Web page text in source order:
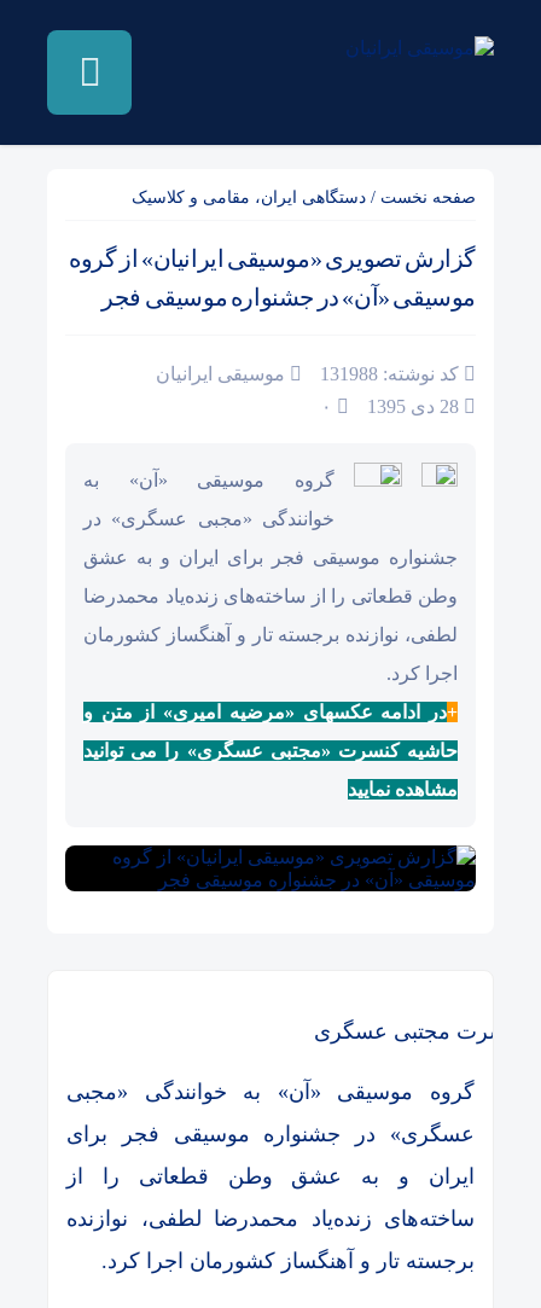
صفحه نخست / دستگاهی ایران، مقامی و کلاسیک
گزارش تصویری «موسیقی ایرانیان» از گروه
موسیقی «آن» در جشنواره موسیقی فجر
کد نوشته: 131988
موسیقی ایرانیان
۰
گروه موسیقی «آن» به
خوانندگی «مجبی عسگری» در
جشنواره موسیقی فجر برای ایران و به عشق
وطن قطعاتی را از ساخته‌های زنده‌یاد محمدرضا
لطفی، نوازنده برجسته تار و آهنگساز کشورمان
اجرا کرد.
+در ادامه عکسهای «مرضیه امیری» از متن و
حاشیه کنسرت «مجتبی عسگری» را می توانید
مشاهده نمایید
کنسرت مجتبی عسگری
گروه موسیقی «آن» به خوانندگی «مجبی
عسگری» در جشنواره موسیقی فجر برای
ایران و به عشق وطن قطعاتی را از
ساخته‌های زنده‌یاد محمدرضا لطفی، نوازنده
برجسته تار و آهنگساز کشورمان اجرا کرد.